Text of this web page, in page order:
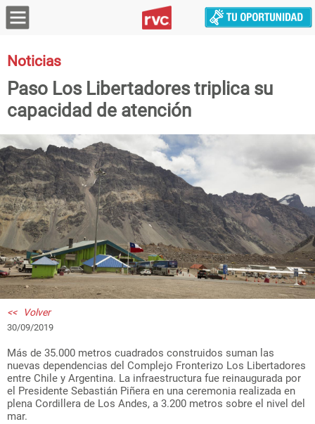
Noticias
Paso Los Libertadores triplica su
capacidad de atención
<< Volver
30/09/2019
Más de 35.000 metros cuadrados construidos suman las
nuevas dependencias del Complejo Fronterizo Los Libertadores
entre Chile y Argentina. La infraestructura fue reinaugurada por
el Presidente Sebastián Piñera en una ceremonia realizada en
plena Cordillera de Los Andes, a 3.200 metros sobre el nivel del
mar.